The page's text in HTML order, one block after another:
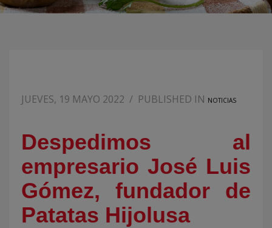
JUEVES, 19 MAYO 2022 / PUBLISHED IN NOTICIAS
Despedimos al
empresario José Luis
Gómez, fundador de
Patatas Hijolusa